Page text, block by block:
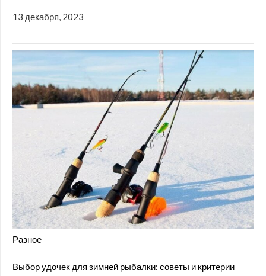
13 декабря, 2023
Разное
Выбор удочек для зимней рыбалки: советы и критерии